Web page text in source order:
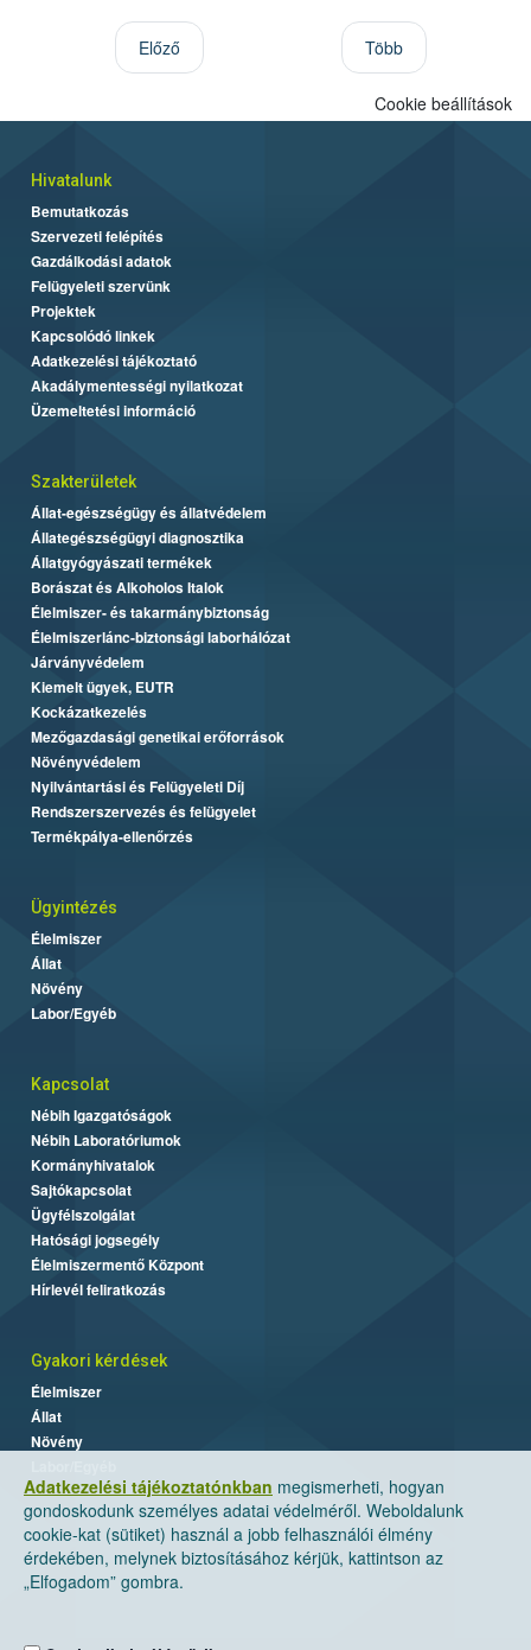
Előző Több
Adatkezelési tájékoztatónkban megismerheti, hogyan
gondoskodunk személyes adatai védelméről. Weboldalunk
cookie-kat (sütiket) használ a jobb felhasználói élmény
érdekében, melynek biztosításához kérjük, kattintson az
„Elfogadom” gombra.
Cookie beállítások
Hivatalunk
Bemutatkozás
Szervezeti felépítés
Gazdálkodási adatok
Felügyeleti szervünk
Projektek
Kapcsolódó linkek
Adatkezelési tájékoztató
Akadálymentességi nyilatkozat
Üzemeltetési információ
Szakterületek
Állat-egészségügy és állatvédelem
Állategészségügyi diagnosztika
Állatgyógyászati termékek
Borászat és Alkoholos Italok
Élelmiszer- és takarmánybiztonság
Élelmiszerlánc-biztonsági laborhálózat
Járványvédelem
Kiemelt ügyek, EUTR
Kockázatkezelés
Mezőgazdasági genetikai erőforrások
Növényvédelem
Nyilvántartási és Felügyeleti Díj
Rendszerszervezés és felügyelet
Termékpálya-ellenőrzés
Ügyintézés
Élelmiszer
Állat
Növény
Labor/Egyéb
Kapcsolat
Nébih Igazgatóságok
Nébih Laboratóriumok
Kormányhivatalok
Sajtókapcsolat
Ügyfélszolgálat
Hatósági jogsegély
Élelmiszermentő Központ
Hírlevél feliratkozás
Gyakori kérdések
Élelmiszer
Állat
Növény